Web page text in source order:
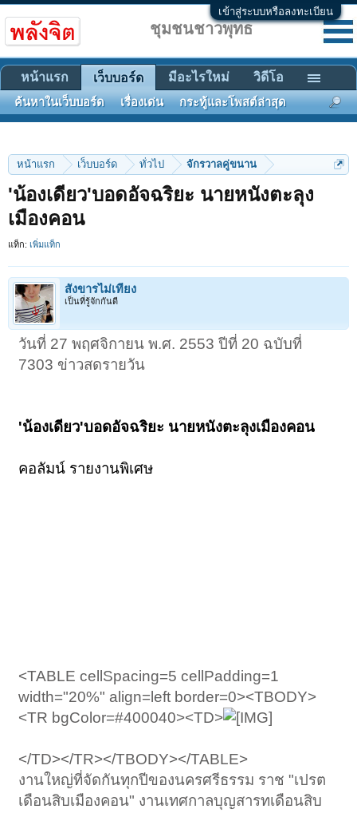
เข้าสู่ระบบหรือลงทะเบียน
หน้าแรก เว็บบอร์ด ทั่วไป จักรวาลคู่ขนาน
'น้องเดียว'บอดอัจฉริยะ นายหนังตะลุง
เมืองคอน
แท็ก: เพิ่มแท็ก
สังขารไม่เที่ยง
เป็นที่รู้จักกันดี
วันที่ 27 พฤศจิกายน พ.ศ. 2553 ปีที่ 20 ฉบับที่
7303 ข่าวสดรายวัน
'น้องเดียว'บอดอัจฉริยะ นายหนังตะลุงเมืองคอน
คอลัมน์ รายงานพิเศษ
<TABLE cellSpacing=5 cellPadding=1
width="20%" align=left border=0><TBODY>
<TR bgColor=#400040><TD>
</TD></TR></TBODY></TABLE>
งานใหญ่ที่จัดกันทุกปีของนครศรีธรรม ราช "เปรต
เดือนสิบเมืองคอน" งานเทศกาลบุญสารทเดือนสิบ
ชุมชนชาวพุทธ
หน้าแรก เว็บบอร์ด
ค้นหาในเว็บบอร์ด เรื่องเด่น กระทู้และโพสต์ล่าสุด
มีอะไรใหม่ วิดีโอ